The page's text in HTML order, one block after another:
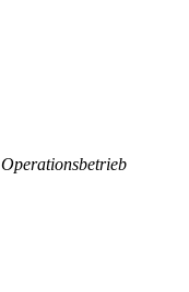
Operationsbetrieb